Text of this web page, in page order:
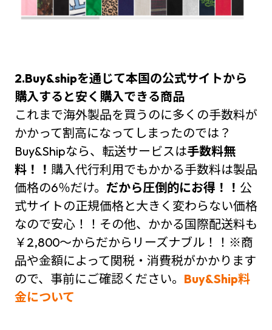
2.Buy&shipを通じて本国の公式サイトから
購入すると安く購入できる商品
これまで海外製品を買うのに多くの手数料が
かかって割高になってしまったのでは？
Buy&Shipなら、転送サービスは手数料無
料！！ 購入代行利用でもかかる手数料は製品
価格の6％だけ。 だから圧倒的にお得！！ 公
式サイトの正規価格と大きく変わらない価格
なので安心！！その他、かかる国際配送料も
￥2,800～からだからリーズナブル！！※商
品や金額によって関税・消費税がかかります
ので、事前にご確認ください。 Buy&Ship料
金について